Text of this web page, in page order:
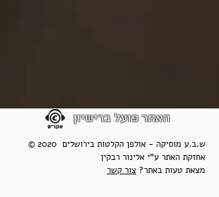
האתר פועל ברישיון
© 2020 ש.ב.ע מוסיקה - אולפן הקלטות בירושלים
אחזקת האתר ע"י אלינור רבקין
מצאת טעות באתר? צור קשר